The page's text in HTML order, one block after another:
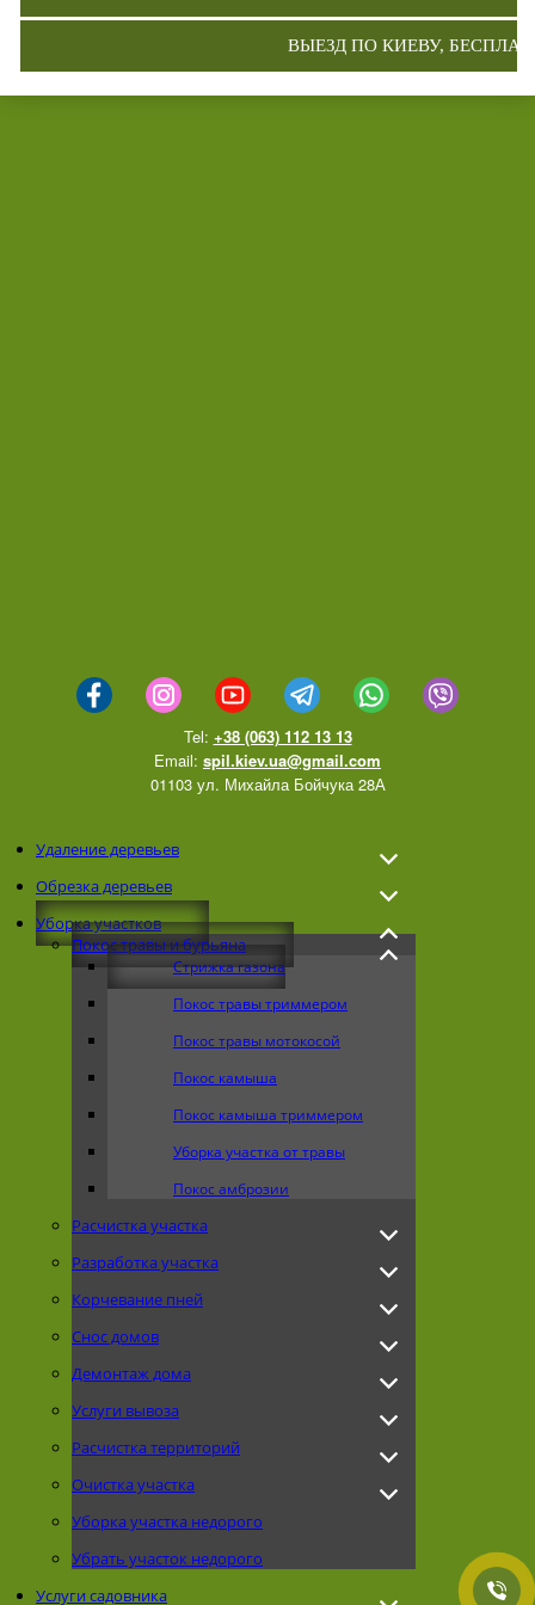
ВЫЕЗД ПО КИЕВУ,
Tel: +38 (063) 112 13 13
Email: spil.kiev.ua@gmail.com
01103 ул. Михайла Бойчука 28А
Удаление деревьев
Обрезка деревьев
Уборка участков
Покос травы и бурьяна
Стрижка газона
Покос травы триммером
Покос травы мотокосой
Покос камыша
Покос камыша триммером
Уборка участка от травы
Покос амброзии
Расчистка участка
Разработка участка
Корчевание пней
Снос домов
Демонтаж дома
Услуги вывоза
Расчистка территорий
Очистка участка
Уборка участка недорого
Убрать участок недорого
Услуги садовника